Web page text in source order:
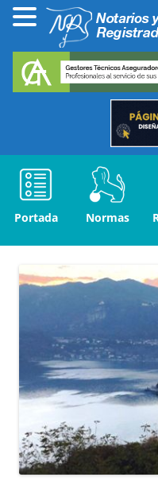
Portada Normas